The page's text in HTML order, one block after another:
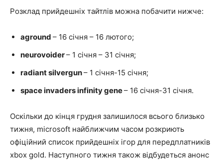
Розклад прийдешніх тайтлів можна побачити нижче:
aground – 16 січня – 16 лютого;
neurovoider– 1 січня – 31 січня;
radiant silvergun– 1 січня-15 січня;
space invaders infinity gene– 16 січня-31 січня.
Оскільки до кінця грудня залишилося всього близько
тижня, microsoft найближчим часом розкриють
офіційний список прийдешніх ігор для передплатників
xbox gold. Наступного тижня також відбудеться анонс